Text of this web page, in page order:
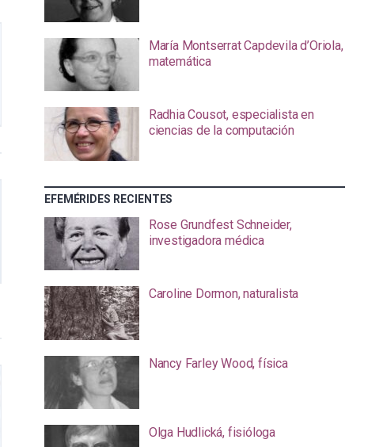
María Montserrat Capdevila d’Oriola,
matemática
Radhia Cousot, especialista en
ciencias de la computación
EFEMÉRIDES RECIENTES
Rose Grundfest Schneider,
investigadora médica
Caroline Dormon, naturalista
Nancy Farley Wood, física
Olga Hudlická, fisióloga